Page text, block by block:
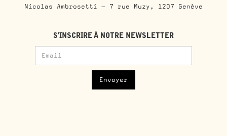
Nicolas Ambrosetti - 7 rue Muzy, 1207 Genève
S'INSCRIRE À NOTRE NEWSLETTER